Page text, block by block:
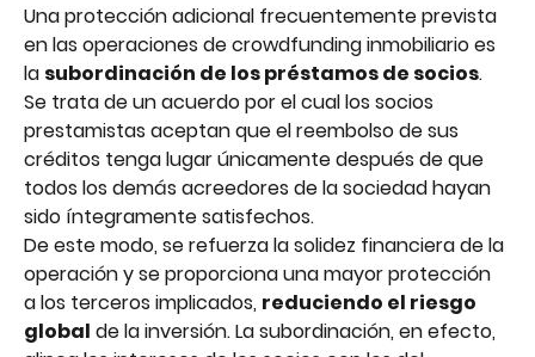
Una protección adicional frecuentemente prevista
en las operaciones de crowdfunding inmobiliario es
la subordinación de los préstamos de socios.
Se trata de un acuerdo por el cual los socios
prestamistas aceptan que el reembolso de sus
créditos tenga lugar únicamente después de que
todos los demás acreedores de la sociedad hayan
sido íntegramente satisfechos.
De este modo, se refuerza la solidez financiera de la
operación y se proporciona una mayor protección
a los terceros implicados, reduciendo el riesgo
global de la inversión. La subordinación, en efecto,